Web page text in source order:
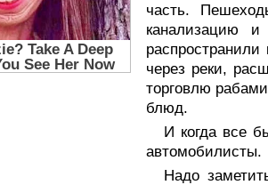
часть.
канализацию
через реки,
торговлю
блюд.
И когда все
автомобилисты.
Надо